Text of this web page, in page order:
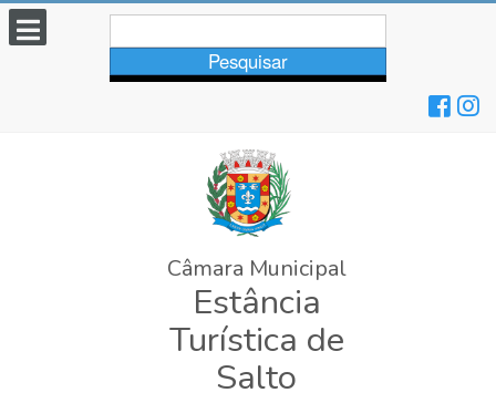
Pesquisar
Câmara Municipal
Estância
Turística de
Salto